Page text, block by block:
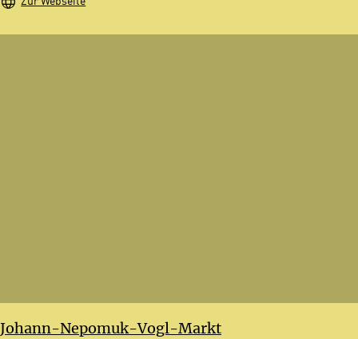
Johann-Nepomuk-Vogl-Markt